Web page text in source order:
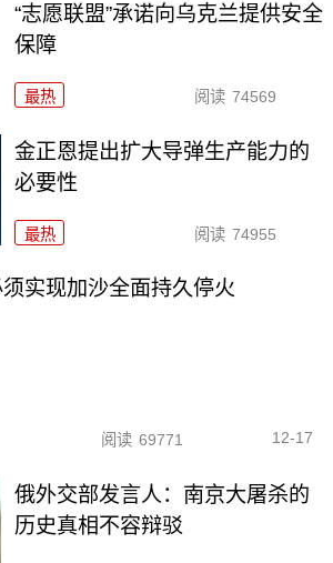
“志愿联盟”承诺向乌克兰提供安全
保障
最热 阅读 74569
金正恩提出扩大导弹生产能力的
必要性
最热 阅读 74955
实现加沙全面持久停火
阅读 69771 12-17
俄外交部发言人：南京大屠杀的
历史真相不容辩驳